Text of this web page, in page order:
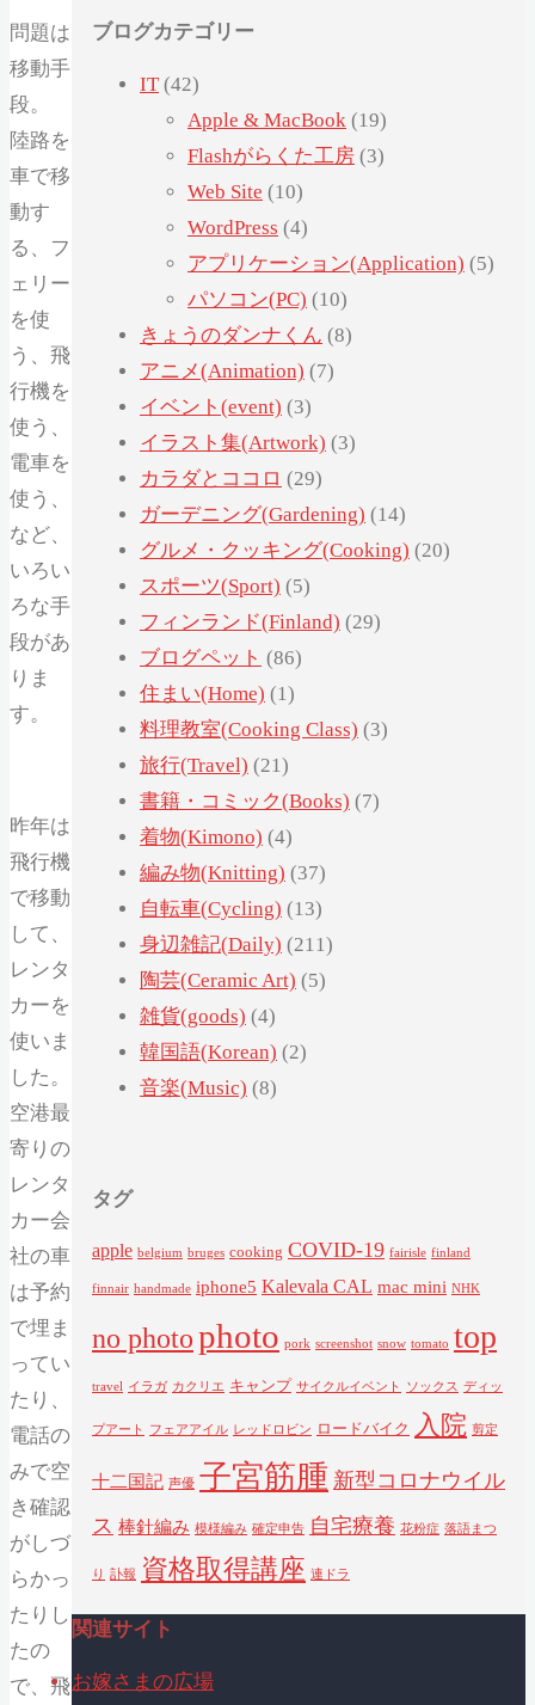
問題は
移動手
段。
陸路を
車で移
動す
る、フ
ェリー
を使
う、飛
行機を
使う、
電車を
使う、
など、
いろい
ろな手
段があ
りま
す。
昨年は
飛行機
で移動
して、
レンタ
カーを
使いま
した。
空港最
寄りの
レンタ
カー会
社の車
は予約
で埋ま
ってい
たり、
電話の
みで空
き確認
がしづ
らかっ
たりし
たの
で、飛
ブログカテゴリー
IT (42)
Apple & MacBook (19)
Flashがらくた工房 (3)
Web Site (10)
WordPress (4)
アプリケーション(Application) (5)
パソコン(PC) (10)
きょうのダンナくん (8)
アニメ(Animation) (7)
イベント(event) (3)
イラスト集(Artwork) (3)
カラダとココロ (29)
ガーデニング(Gardening) (14)
グルメ・クッキング(Cooking) (20)
スポーツ(Sport) (5)
フィンランド(Finland) (29)
ブログペット (86)
住まい(Home) (1)
料理教室(Cooking Class) (3)
旅行(Travel) (21)
書籍・コミック(Books) (7)
着物(Kimono) (4)
編み物(Knitting) (37)
自転車(Cycling) (13)
身辺雑記(Daily) (211)
陶芸(Ceramic Art) (5)
雑貨(goods) (4)
韓国語(Korean) (2)
音楽(Music) (8)
タグ
apple belgium bruges cooking COVID-19 fairisle finland
finnair handmade iphone5 Kalevala CAL mac mini NHK
no photophoto pork screenshot snow tomato top
travel イラガ カクリエ キャンプ サイクルイベント ソックス ディッ
プアート フェアアイル レッドロビン ロードバイク 入院 剪定
十二国記 声優 子宮筋腫 新型コロナウイル
ス 棒針編み 模様編み 確定申告 自宅療養 花粉症 落語まつ
り 訃報 資格取得講座 連ドラ
関連サイト
お嫁さまの広場